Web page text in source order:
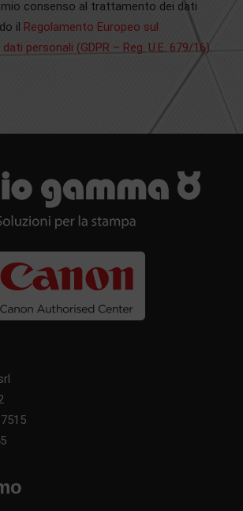
consenso al trattamento dei dati
il Regolamento Europeo sul
personali (GDPR – Reg. U.E. 679/16).